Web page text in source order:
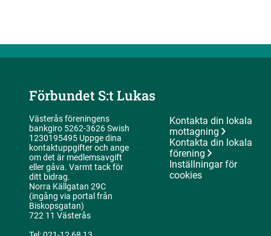
Förbundet S:t Lukas
Västerås föreningens
bankgiro 5262-3626 Swish
1230195495 Uppge dina
kontaktuppgifter och ange
om det är medlemsavgift
eller gåva. Varmt tack för
ditt bidrag.
Norra Källgatan 29C
(ingång via portal från
Biskopsgatan)
722 11 Västerås
Kontakta din lokala
mottagning
Kontakta din lokala
förening
Inställningar för
cookies